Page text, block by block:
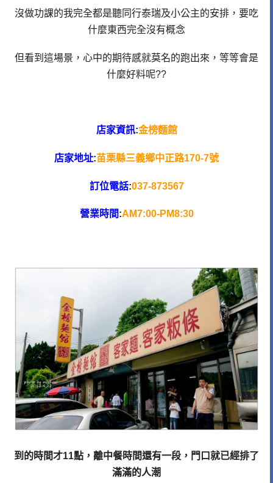
沒做功課的我完全都是聽同行泰瑞及小公主的安排，要吃
什麼東西完全沒有概念
但看到這場景，心中的期待感就莫名的跑出來，等等會是
什麼好料呢??
店家資訊:金榜麵館
店家地址:苗栗縣三義鄉中正路170-7號
訂位電話:037-873567
營業時間:AM7:00-PM8:30
到的時間才11點，離中餐時間還有一段，門口就已經排了
滿滿的人潮